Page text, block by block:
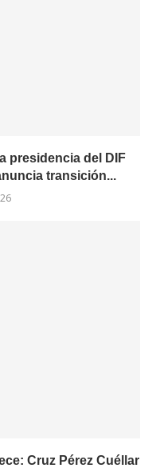
presidencia del DIF
transición...
Cruz Pérez Cuéllar